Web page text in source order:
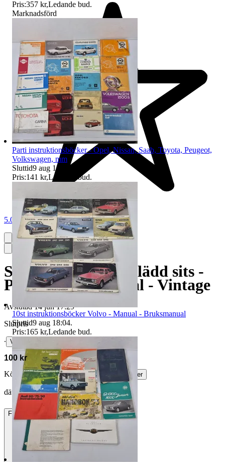
5.0
Sittpuff i trä med klädd sits -
Pall - Puff - 1900-tal - Vintage
Avslutad 14 jun 17:29
Slutpris
∙ Visa bud
100 kr
Köparskydd är valfritt hos företag.
Läs mer
dätä vann auktionen
Frakt 229 kr DSV
Pris:357 kr,Ledande bud.
Marknadsförd
Parti instruktionsböcker - Opel, Nissan, Saab, Toyota, Peugeot,
Volkswagen, mm
Sluttid9 aug 18:03
Pris:141 kr,Ledande bud.
10st instruktionsböcker Volvo - Manual - Bruksmanual
Sluttid9 aug 18:04.
Pris:165 kr,Ledande bud.